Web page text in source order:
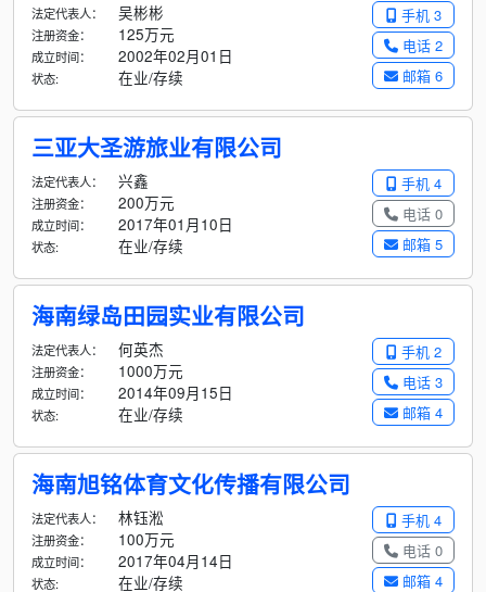
手机 3
电话 2
邮箱 6
法定代表人： 吴彬彬
注册资金： 125万元
成立时间： 2002年02月01日
状态: 在业/存续
三亚大圣游旅业有限公司
手机 4
电话 0
邮箱 5
法定代表人： 兴鑫
注册资金： 200万元
成立时间： 2017年01月10日
状态: 在业/存续
海南绿岛田园实业有限公司
手机 2
电话 3
邮箱 4
法定代表人： 何英杰
注册资金： 1000万元
成立时间： 2014年09月15日
状态: 在业/存续
海南旭铭体育文化传播有限公司
手机 4
电话 0
邮箱 4
法定代表人： 林钰淞
注册资金： 100万元
成立时间： 2017年04月14日
状态: 在业/存续